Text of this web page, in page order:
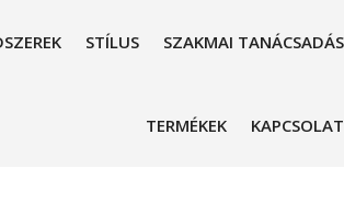
STÍLUS SZAKMAI TANÁCSADÁS
TERMÉKEK KAPCSOLAT